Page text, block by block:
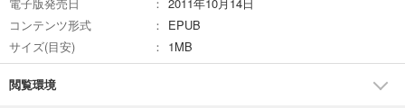
コンテンツ形式
EPUB
サイズ(目安)
1MB
閲覧環境